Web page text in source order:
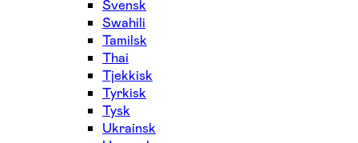
Svensk
Swahili
Tamilsk
Thai
Tjekkisk
Tyrkisk
Tysk
Ukrainsk